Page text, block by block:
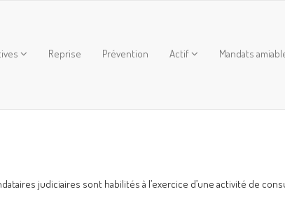
Reprise Prévention Actif Mandats
judiciaires sont habilités à l’exercice d’une activité de